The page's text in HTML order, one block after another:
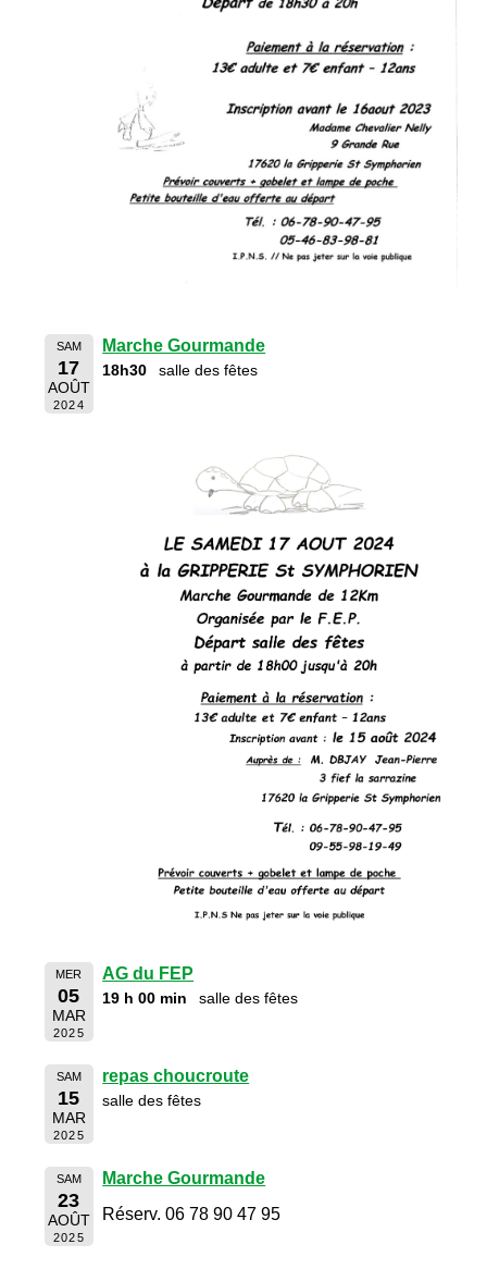
SAM
17
AOÛT
2024
Marche Gourmande
18h30 salle des fêtes
MER
05
MAR
2025
AG du FEP
19 h 00 min salle des fêtes
SAM
15
MAR
2025
repas choucroute
salle des fêtes
SAM
23
AOÛT
2025
Marche Gourmande
Réserv. 06 78 90 47 95